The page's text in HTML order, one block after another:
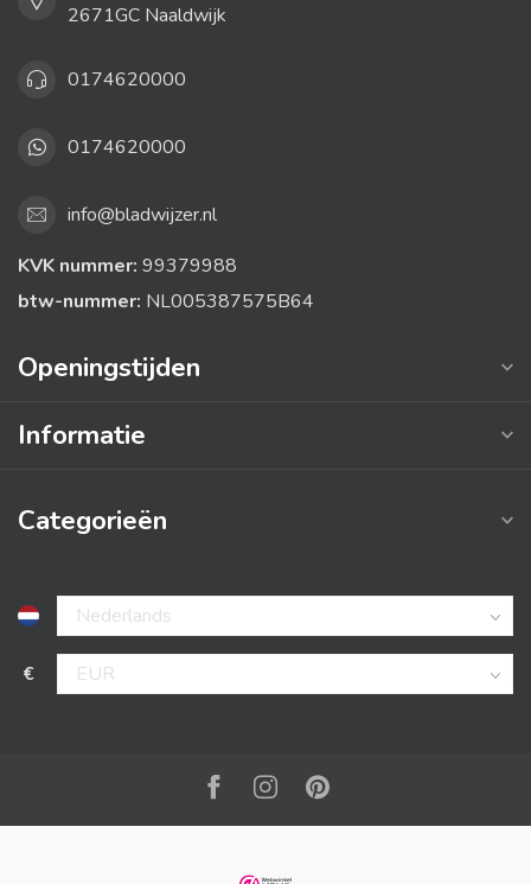
2671GC Naaldwijk
0174620000
0174620000
info@bladwijzer.nl
KVK nummer: 99379988
btw-nummer: NL005387575B64
Openingstijden
Informatie
Categorieën
€